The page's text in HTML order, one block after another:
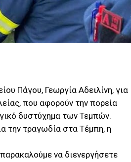
Πάγου, Γεωργία Αδειλίνη, για
που αφορούν την πορεία
δυστύχημα των Τεμπών.
την τραγωδία στα Τέμπη, η
να διενεργήσετε